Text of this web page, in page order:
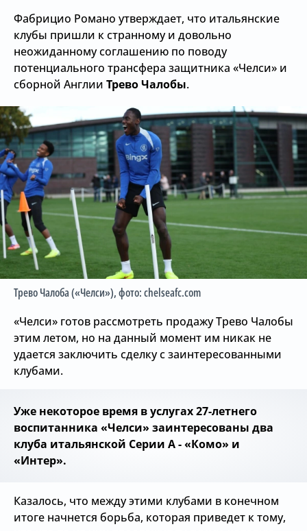
Фабрицио Романо утверждает, что итальянские
клубы пришли к странному и довольно
неожиданному соглашению по поводу
потенциального трансфера защитника «Челси» и
сборной Англии Трево Чалобы.
Трево Чалоба («Челси»), фото: chelseafc.com
«Челси» готов рассмотреть продажу Трево Чалобы
этим летом, но на данный момент им никак не
удается заключить сделку с заинтересованными
клубами.
Уже некоторое время в услугах 27-летнего
воспитанника «Челси» заинтересованы два
клуба итальянской Серии А - «Комо» и
«Интер».
Казалось, что между этими клубами в конечном
итоге начнется борьба, которая приведет к тому,
О сайте
Контакты